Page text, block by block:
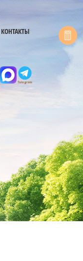
КОНТАКТЫ